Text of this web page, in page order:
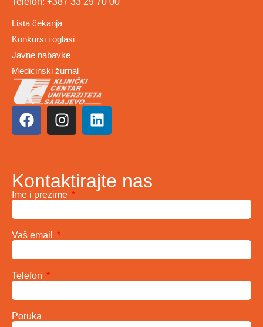
Lista čekanja
Konkursi i oglasi
Javne nabavke
Medicinski žurnal
Kontaktirajte nas
Ime i prezime
Vaš email
Telefon
Poruka